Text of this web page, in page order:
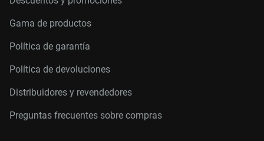
Gama de productos
Política de garantía
Política de devoluciones
Distribuidores y revendedores
Preguntas frecuentes sobre compras